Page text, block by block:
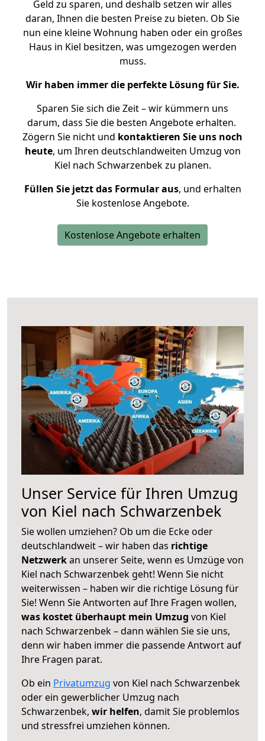
Geld zu sparen, und deshalb setzen wir alles
daran, Ihnen die besten Preise zu bieten. Ob Sie
nun eine kleine Wohnung haben oder ein großes
Haus in Kiel besitzen, was umgezogen werden
muss.
Wir haben immer die perfekte Lösung für Sie.
Sparen Sie sich die Zeit – wir kümmern uns
darum, dass Sie die besten Angebote erhalten.
Zögern Sie nicht und kontaktieren Sie uns noch
heute, um Ihren deutschlandweiten Umzug von
Kiel nach Schwarzenbek zu planen.
Füllen Sie jetzt das Formular aus, und erhalten
Sie kostenlose Angebote.
Kostenlose Angebote erhalten
Unser Service für Ihren Umzug
von Kiel nach Schwarzenbek
Sie wollen umziehen? Ob um die Ecke oder
deutschlandweit – wir haben das richtige
Netzwerkan unserer Seite, wenn es Umzüge von
Kiel nach Schwarzenbek geht! Wenn Sie nicht
weiterwissen – haben wir die richtige Lösung für
Sie! Wenn Sie Antworten auf Ihre Fragen wollen,
was kostet überhaupt mein Umzug von Kiel
nach Schwarzenbek – dann wählen Sie sie uns,
denn wir haben immer die passende Antwort auf
Ihre Fragen parat.
Ob ein Privatumzug von Kiel nach Schwarzenbek
oder ein gewerblicher Umzug nach
Schwarzenbek, wir helfen, damit Sie problemlos
und stressfrei umziehen können.